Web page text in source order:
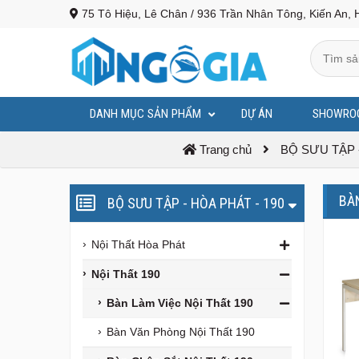
75 Tô Hiệu, Lê Chân / 936 Trần Nhân Tông, Kiến An,
DANH MỤC SẢN PHẨM DỰ ÁN
Trang chủ BỘ SƯU TẬP
BỘ SƯU TẬP - HÒA PHÁT - 190
Nội Thất Hòa Phát
Nội Thất 190
Bàn Làm Việc Nội Thất 190
Bàn Văn Phòng Nội Thất 190